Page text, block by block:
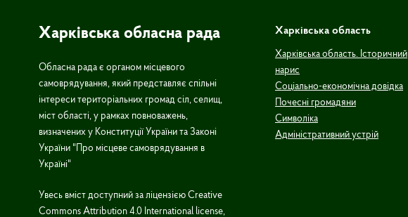
Харківська обласна рада
Обласна рада є органом місцевого
самоврядування, який представляє спільні
інтереси територіальних громад сіл, селищ,
міст області, у рамках повноважень,
визначених у Конституції України та Законі
України "Про місцеве самоврядування в
Україні"
Увесь вміст доступний за ліцензією Creative
Commons Attribution 4.0 International license,
Харківська область
Харківська область. Історичний
нарис
Соціально-економічна довідка
Почесні громадяни
Символіка
Адміністративний устрій